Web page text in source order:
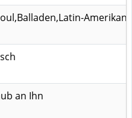
an Ihn